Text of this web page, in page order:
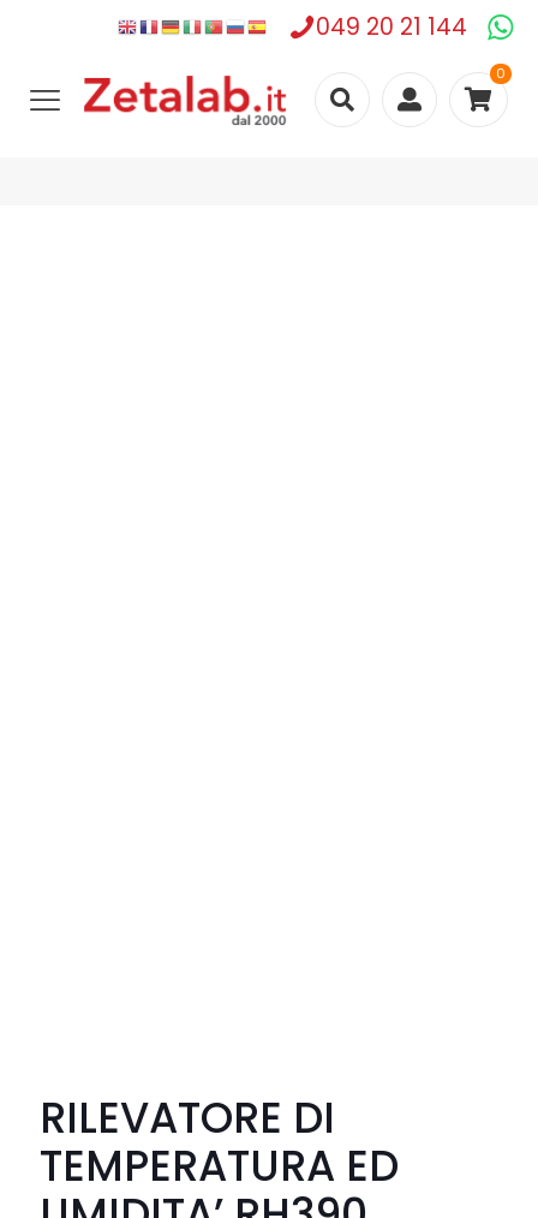
049 20 21 144
0
RILEVATORE DI
TEMPERATURA ED